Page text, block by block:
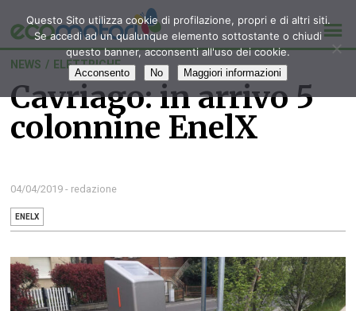
NEWS / ELETTRICHE
Cavriago: in arrivo 5
colonnine EnelX
04/04/2019 - redazione
ENELX
Questo Sito utilizza cookie di profilazione, propri e di altri siti.
Se accedi ad un qualunque elemento sottostante o chiudi
questo banner, acconsenti all'uso dei cookie.
Acconsento No Maggiori informazioni